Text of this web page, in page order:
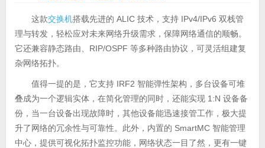
这款交换机搭载先进的 ALIC 技术，支持 IPv4/IPv6 双栈管
理与转发，轻松应对未来网络升级需求，保障网络通信的顺畅。
它还兼容静态路由、RIP/OSPF 等多种路由协议，可灵活组建复
杂网络拓扑。
值得一提的是，它支持 IRF2 智能弹性架构，多台设备可堆
叠成为一个逻辑实体，在简化管理的同时，还能实现 1:N 设备备
份，当一台设备出现故障时，其他设备能迅速接管工作，极大提
升了网络的冗余性与可靠性。此外，内置的 SmartMC 智能管理
中心，提供可视化拓扑监控功能，网络状态一目了然，更有一键